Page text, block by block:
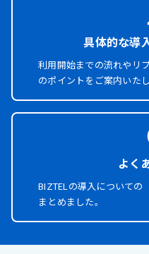
具体的な導
利用開始までの流れやリ
のポイントをご案内いたし
よく
BIZTELの導入についての
まとめました。